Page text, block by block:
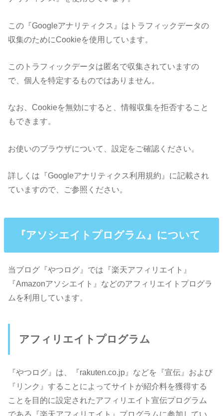
この『Googleアナリティクス』はトラフィックデータの
収集のためにCookieを使用しています。
このトラフィックデータは匿名で収集されていますの
で、個人を特定するものではありません。
なお、Cookieを無効にすると、情報収集を拒否すること
もできます。
お使いのブラウザについて、設定をご確認ください。
詳しくは『Googleアナリティクス利用規約』に記載され
ていますので、ご参照ください。
『アソシエイトプログラム』について
当ブログ『やつログ』では『楽天アフィリエイト』
『Amazonアソシエイト』などのアフィリエイトプログラ
ムを利用しています。
アフィリエイトプログラム
『やつログ』は、『rakuten.co.jp』などを『宣伝』および
『リンク』することによってサイトが紹介料を獲得する
ことを目的に設定されたアフィリエイト宣伝プログラム
である『楽天アフィリエイト』プログラムに参加してい